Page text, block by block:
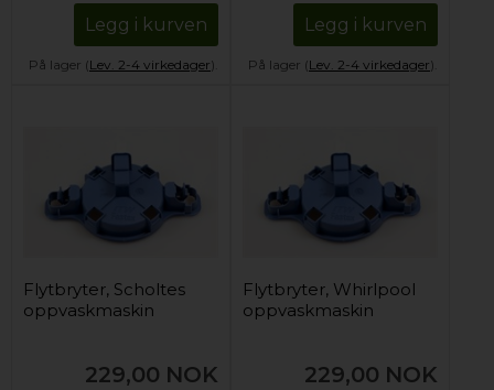
Legg i kurven
På lager (Lev. 2-4 virkedager).
Legg i kurven
På lager (Lev. 2-4 virkedager).
Flytbryter, Scholtes
oppvaskmaskin
229,00 NOK
Flytbryter, Whirlpool
oppvaskmaskin
229,00 NOK